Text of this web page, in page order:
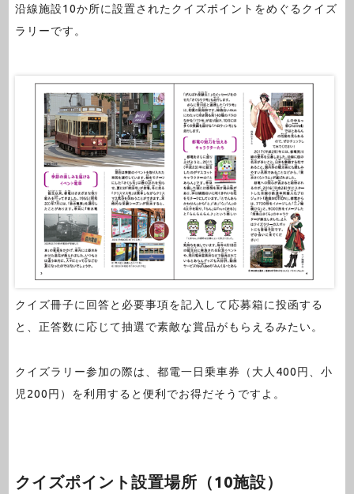
沿線施設10か所に設置されたクイズポイントをめぐるクイズ
ラリーです。
クイズ冊子に回答と必要事項を記入して応募箱に投函する
と、正答数に応じて抽選で素敵な賞品がもらえるみたい。
クイズラリー参加の際は、都電一日乗車券（大人400円、小
児200円）を利用すると便利でお得だそうですよ。
クイズポイント設置場所（10施設）